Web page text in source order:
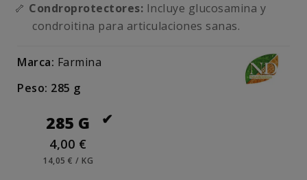
🦴 Condroprotectores: Incluye glucosamina y
condroitina para articulaciones sanas.
Marca: Farmina
Peso: 285 g
285 G
4,00 €
14,05 € / KG